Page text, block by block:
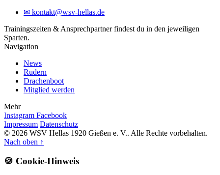
✉ kontakt@wsv-hellas.de
Trainingszeiten & Ansprechpartner findest du in den jeweiligen
Sparten.
Navigation
News
Rudern
Drachenboot
Mitglied werden
Mehr
Instagram Facebook
Impressum Datenschutz
© 2026 WSV Hellas 1920 Gießen e. V.. Alle Rechte vorbehalten.
Nach oben ↑
🍪 Cookie-Hinweis